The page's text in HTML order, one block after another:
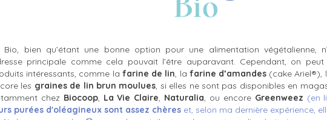
Bio, bien qu’étant une bonne option pour une alimentation végétalienne,
principale comme cela pouvait l’être auparavant. Cependant, on
intéressants, comme la farine de lin, la farine d’amandes(cake Ariel®),
les graines de lin brun moulues, si elles ne sont pas disponibles en
chez Biocoop, La Vie Claire, Naturalia, ou encore Greenweez (en
purées d'oléagineux sont assez chères et, selon ma dernière expérience,